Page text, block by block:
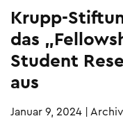
Krupp-
das
Student
aus
Januar 9, 2024 |